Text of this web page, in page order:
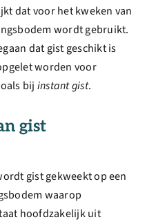
dat voor het kweken van
wordt gebruikt.
dat gist geschikt is
worden voor
bij instant gist.
gist
gist gekweekt op een
waarop
hoofdzakelijk uit